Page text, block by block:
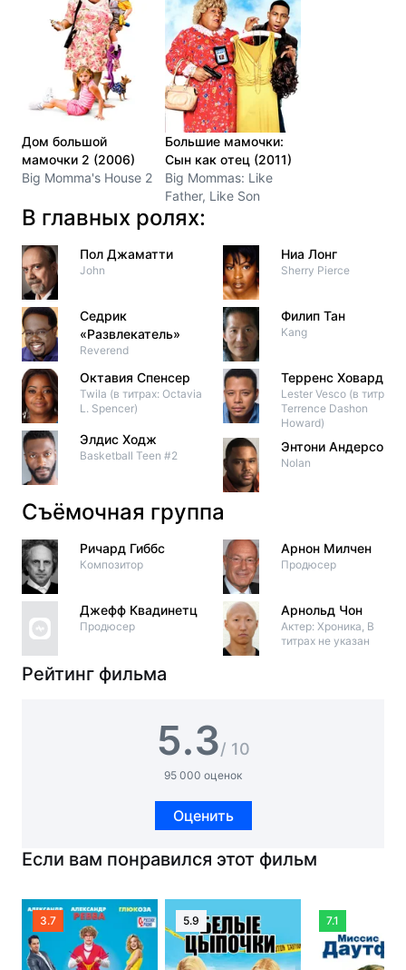
Дом большой
мамочки 2 (2006)
Big Momma's House 2
Большие мамочки:
Сын как отец (2011)
Big Mommas: Like
Father, Like Son
В главных ролях:
Пол Джаматти
John
Седрик
«Развлекатель»
Reverend
Октавия Спенсер
Twila (в титрах: Octavia
L. Spencer)
Элдис Ходж
Basketball Teen #2
Ниа Лонг
Sherry Pierce
Филип Тан
Kang
Терренс Ховард
Lester Vesco (в титрах:
Terrence Dashon
Howard)
Энтони Андерсон
Nolan
Съёмочная группа
Ричард Гиббс
Композитор
Джефф Квадинетц
Продюсер
Арнон Милчен
Продюсер
Арнольд Чон
Актер: Хроника, В
титрах не указан
Рейтинг фильма
5.3/ 10
95 000 оценок
Оценить
Если вам понравился этот фильм
3.7 5.9 7.1